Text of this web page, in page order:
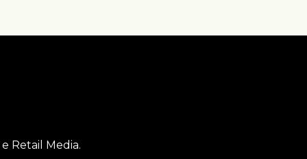
Retail Media.